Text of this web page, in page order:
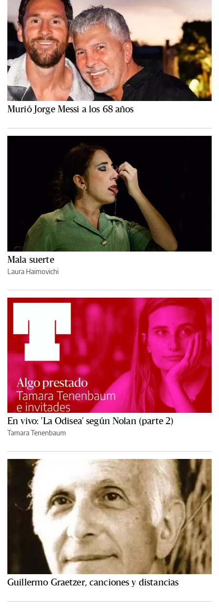
Murió Jorge Messi a los 68 años
Mala suerte
Laura Haimovichi
En vivo: 'La Odisea' según Nolan (parte 2)
Tamara Tenenbaum
Guillermo Graetzer, canciones y distancias